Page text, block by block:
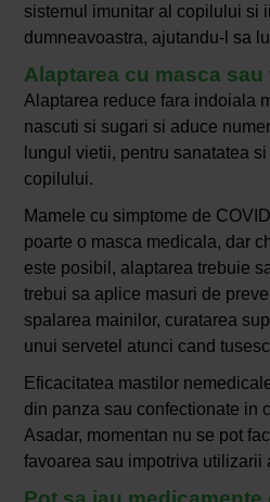
sistemul imunitar al copilului si
dumneavoastra, ajutandu-l sa
Alaptarea cu masca sau
Alaptarea reduce fara indoiala
nascuti si sugari si aduce
lungul vietii, pentru sanatatea
copilului.
Mamele cu simptome de
poarte o masca medicala, dar
este posibil, alaptarea trebuie
trebui sa aplice masuri de
spalarea mainilor, curatarea
unui servetel atunci cand
Eficacitatea mastilor
din panza sau confectionate in
Asadar, momentan nu se pot
favoarea sau impotriva utilizarii